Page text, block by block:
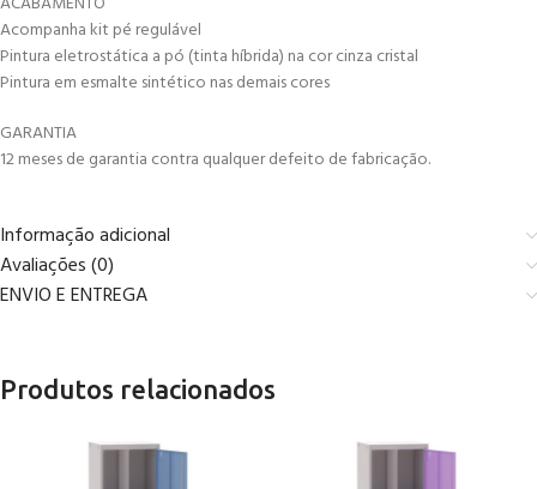
Acompanha kit pé regulável
Pintura eletrostática a pó (tinta híbrida) na cor cinza cristal
Pintura em esmalte sintético nas demais cores
GARANTIA
12 meses de garantia contra qualquer defeito de fabricação.
Informação adicional
Avaliações (0)
ENVIO E ENTREGA
Produtos relacionados